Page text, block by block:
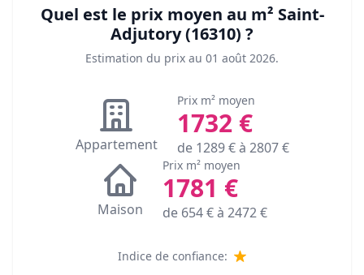
Quel est le prix moyen au m² Saint-
Adjutory (16310) ?
Estimation du prix au 01 août 2026.
Appartement
Prix m² moyen
1732€
de 1289€ à 2807€
Maison
Prix m² moyen
1781 €
de 654€ à 2472€
Indice de confiance: